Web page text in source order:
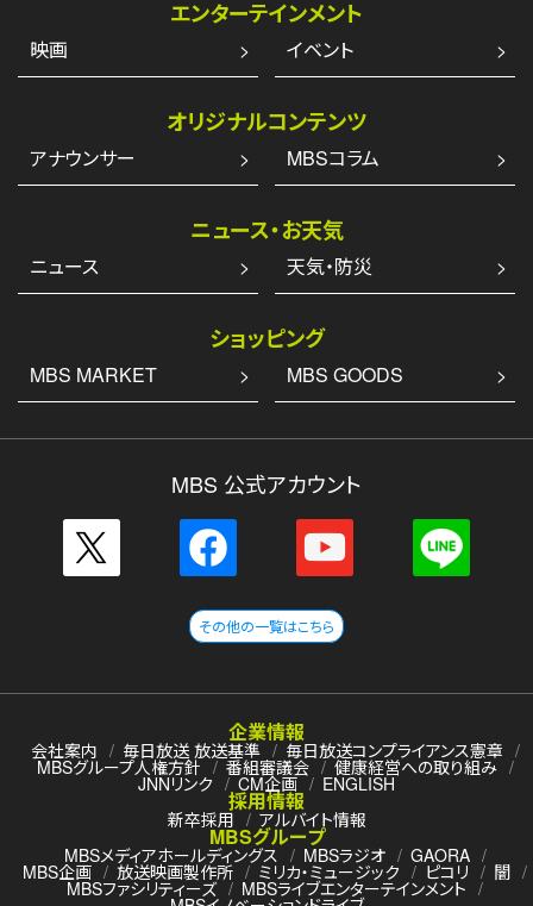
エンターテインメント
映画 イベント
オリジナルコンテンツ
アナウンサー MBSコラム
ニュース・お天気
ニュース 天気・防災
ショッピング
MBS MARKET MBS GOODS
MBS 公式アカウント
その他の一覧はこちら
企業情報
会社案内 毎日放送 放送基準 毎日放送コンプライアンス憲章
MBSグループ人権方針 番組審議会 健康経営への取り組み
JNNリンク CM企画 ENGLISH
採用情報
新卒採用 アルバイト情報
MBSグループ
MBSメディアホールディングス MBSラジオ GAORA
MBS企画 放送映画製作所 ミリカ・ミュージック ピコリ 闇
MBSファシリティーズ MBSライブエンターテインメント